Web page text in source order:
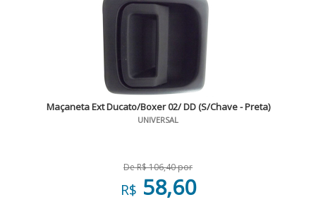
Maçaneta Ext Ducato/Boxer 02/ DD (S/Chave - Preta)
UNIVERSAL
De R$ 106,40 por
R$ 58,60